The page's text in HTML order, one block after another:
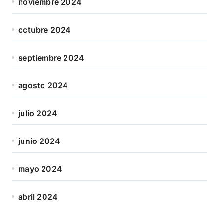
octubre 2024
septiembre 2024
agosto 2024
julio 2024
junio 2024
mayo 2024
abril 2024